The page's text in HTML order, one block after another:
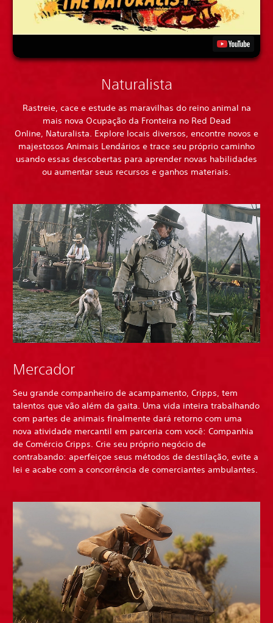
Naturalista
Rastreie, cace e estude as maravilhas do reino animal na
mais nova Ocupação da Fronteira no Red Dead
Online, Naturalista. Explore locais diversos, encontre novos e
majestosos Animais Lendários e trace seu próprio caminho
usando essas descobertas para aprender novas habilidades
ou aumentar seus recursos e ganhos materiais.
Mercador
Seu grande companheiro de acampamento, Cripps, tem
talentos que vão além da gaita. Uma vida inteira trabalhando
com partes de animais finalmente dará retorno com uma
nova atividade mercantil em parceria com você: Companhia
de Comércio Cripps. Crie seu próprio negócio de
contrabando: aperfeiçoe seus métodos de destilação, evite a
lei e acabe com a concorrência de comerciantes ambulantes.